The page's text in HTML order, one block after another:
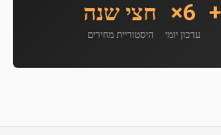
6×
עדכון יומי
חצי שנה
היסטוריית מחירים